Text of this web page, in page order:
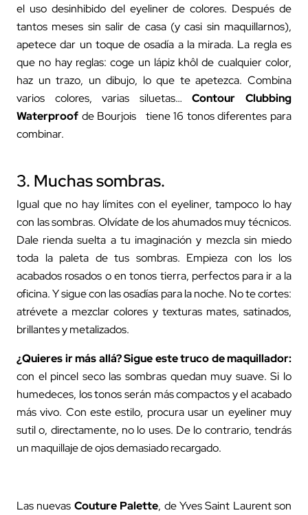
el uso desinhibido del eyeliner de colores. Después de
tantos meses sin salir de casa (y casi sin maquillarnos),
apetece dar un toque de osadía a la mirada. La regla es
que no hay reglas: coge un lápiz khôl de cualquier color,
haz un trazo, un dibujo, lo que te apetezca. Combina
varios colores, varias siluetas…Contour Clubbing
Waterproof de Bourjois tiene 16 tonos diferentes para
combinar.
3. Muchas sombras.
Igual que no hay límites con el eyeliner, tampoco lo hay
con las sombras. Olvídate de los ahumados muy técnicos.
Dale rienda suelta a tu imaginación y mezcla sin miedo
toda la paleta de tus sombras. Empieza con los los
acabados rosados o en tonos tierra, perfectos para ir a la
oficina. Y sigue con las osadías para la noche. No te cortes:
atrévete a mezclar colores y texturas mates, satinados,
brillantes y metalizados.
¿Quieres ir más allá? Sigue este truco de maquillador:
con el pincel seco las sombras quedan muy suave. Si lo
humedeces, los tonos serán más compactos y el acabado
más vivo. Con este estilo, procura usar un eyeliner muy
sutil o, directamente, no lo uses. De lo contrario, tendrás
un maquillaje de ojos demasiado recargado.
Las nuevas Couture Palette, de Yves Saint Laurent son